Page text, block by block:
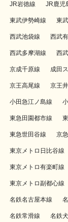
JR岩徳線 JR鹿児
東武伊勢崎線 東
西武池袋線 西武
西武多摩湖線 西
京成千原線 成田
京王高尾線 京王
小田急江ノ島線
東急田園都市線
東急世田谷線 京
東京メトロ日比谷線
東京メトロ有楽町線
東京メトロ副都心線
名鉄名古屋本線
名鉄常滑線 名鉄